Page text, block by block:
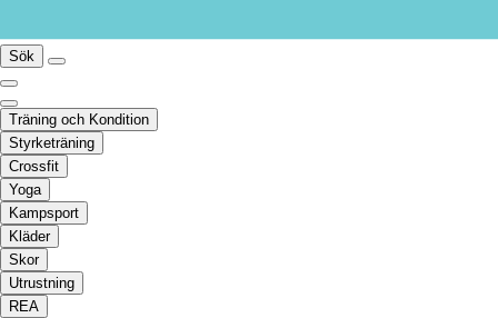
Sök
Träning och Kondition
Styrketräning
Crossfit
Yoga
Kampsport
Kläder
Skor
Utrustning
REA